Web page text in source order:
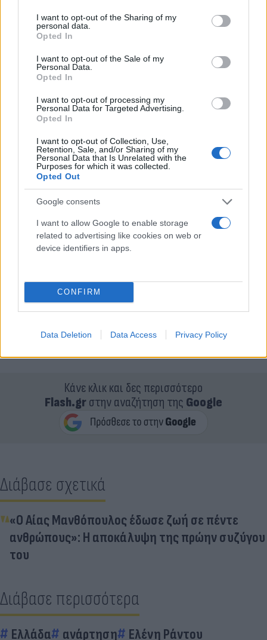
not limited to your visit or usage behaviour. You may click to
grant or deny consent to Google and its third-party tags to
use your data for below specified purposes in below Google
consent section.
I want to opt-out of the Sharing of my
personal data.
Opted In
I want to opt-out of the Sale of my
Personal Data.
Opted In
I want to opt-out of processing my
Personal Data for Targeted Advertising.
Opted In
I want to opt-out of Collection, Use,
Retention, Sale, and/or Sharing of my
Personal Data that Is Unrelated with the
Purposes for which it was collected.
Opted Out
Google consents
I want to allow Google to enable storage
related to advertising like cookies on web or
device identifiers in apps.
CONFIRM
Data Deletion Data Access Privacy Policy
Κάνε κλικ και δες περισσότερο
Flash.grστην αναζήτηση της Google
Διάβασε σχετικά
«Ο Αίας Μανθόπουλος έδωσε ζωή σε πέντε
ανθρώπους»: Η αποκάλυψη της πρώην συζύγου
του
Διάβασε περισσότερα
Ελλάδα ανάρτηση Ελένη Ράντου